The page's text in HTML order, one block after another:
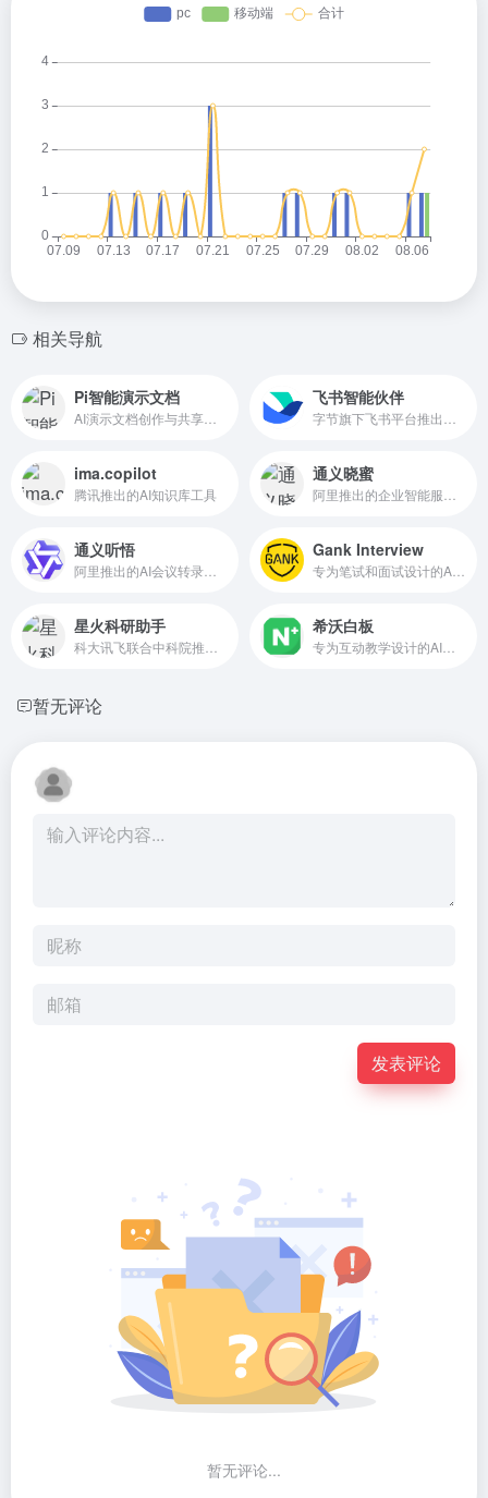
相关导航
Pi智能演示文档 飞书智能伙伴
ima.copilot
腾讯推出的AI知识库工具
通义晓蜜
通义听悟 Gank Interview
星火科研助手 希沃白板
暂无评论
发表评论
暂无评论...